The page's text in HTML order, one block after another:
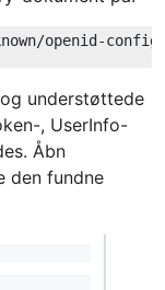
understøttede
, UserInfo-
Åbn
den fundne